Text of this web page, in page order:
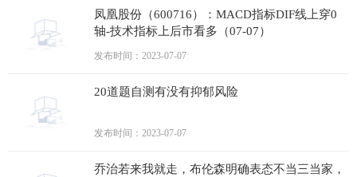
凤凰股份（600716）：MACD指标DIF线上穿0
轴-技术指标上后市看多（07-07）
发布时间：2023-07-07
20道题自测有没有抑郁风险
发布时间：2023-07-07
乔治若来我就走，布伦森明确表态不当三当家，